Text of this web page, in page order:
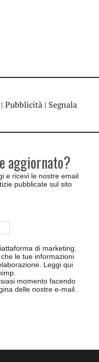
| Pubblicità | Segnala
aggiornato?
e ricevi le nostre email
pubblicate sul sito
di marketing.
le tue informazioni
Leggi qui
.
momento facendo
delle nostre e-mail.